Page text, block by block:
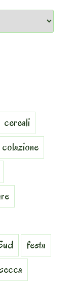
cereali
colazione
festa